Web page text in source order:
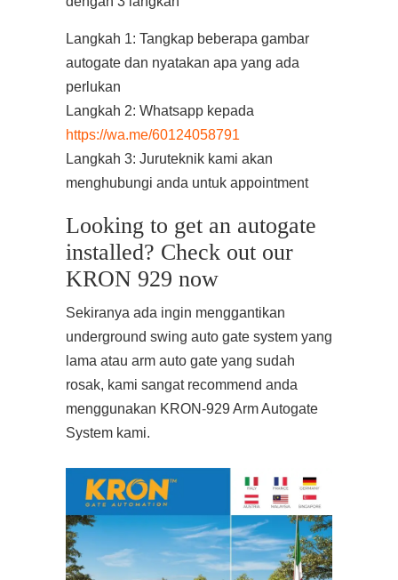
Langkah 1: Tangkap beberapa gambar
autogate dan nyatakan apa yang ada
perlukan
Langkah 2: Whatsapp kepada
https://wa.me/60124058791
Langkah 3: Juruteknik kami akan
menghubungi anda untuk appointment
Looking to get an autogate
installed? Check out our
KRON 929 now
Sekiranya ada ingin menggantikan
underground swing auto gate system yang
lama atau arm auto gate yang sudah
rosak, kami sangat recommend anda
menggunakan KRON-929 Arm Autogate
System kami.